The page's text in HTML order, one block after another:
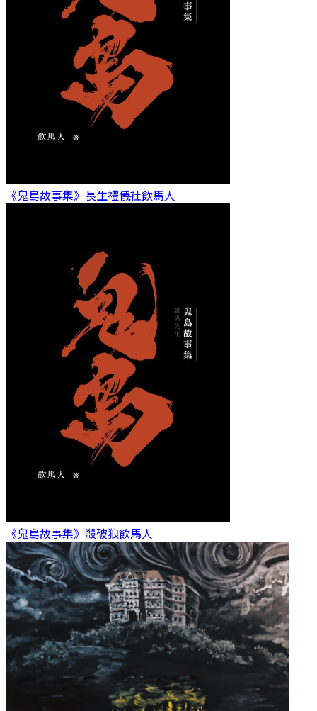
《鬼島故事集》長生禮儀社飲馬人
《鬼島故事集》殺破狼飲馬人